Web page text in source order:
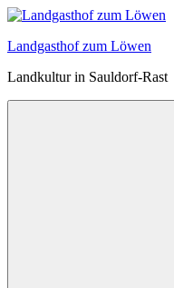
Zum
springen
Landgasthof zum Löwen
Landkultur in Sauldorf-Rast